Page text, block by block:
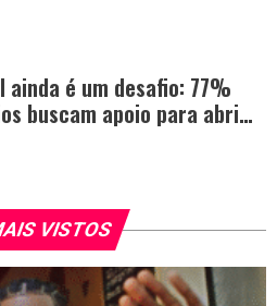
ainda é um desafio: 77%
buscam apoio para abrir
VISTOS